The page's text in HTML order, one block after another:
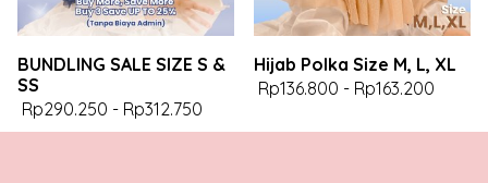
BUNDLING SALE SIZE S &
SS
Rp290.250 - Rp312.750
Hijab Polka Size M, L, XL
Rp136.800 - Rp163.200